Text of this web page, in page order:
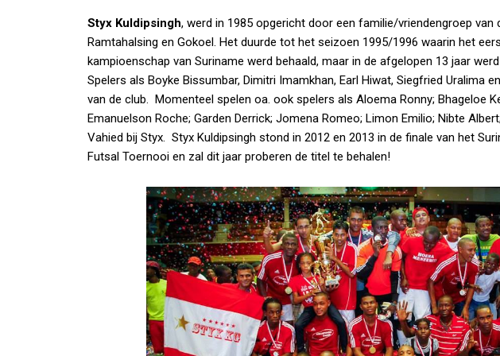
Styx Kuldipsingh, werd in 1985 opgericht door een familie/vriendengroep van
Ramtahalsing en Gokoel. Het duurde tot het seizoen 1995/1996 waarin het
kampioenschap van Suriname werd behaald, maar in de afgelopen 13 jaar
Spelers als Boyke Bissumbar, Dimitri Imamkhan, Earl Hiwat, Siegfried Uralima
van de club. Momenteel spelen oa. ook spelers als Aloema Ronny; Bhageloe
Emanuelson Roche; Garden Derrick; Jomena Romeo; Limon Emilio; Nibte
Vahied bij Styx. Styx Kuldipsingh stond in 2012 en 2013 in de finale van het
Futsal Toernooi en zal dit jaar proberen de titel te behalen!